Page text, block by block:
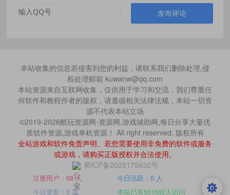
发布评论
本站收集的信息若侵害到您的利益，请联系我们删除处理,侵
权处理邮箱 kuwanw@qq.com
本站资源来自互联网收集，仅供用于学习和交流，我们尊重任
何软件和教程作者的版权，请遵循相关法律法规，本站一切资
源不代表本站立场
©2019-2026酷玩资源网-资源网,游戏辅助网,每日分享大量优
质软件资源,游戏单机资源！ All right reserved. 版权所有
全站游戏和软件免责声明、若您需要使用非免费的软件或服务
或游戏，请购买正版授权并合法使用。
蜀ICP备2025175632号
注册用户：68 人
今日活跃：0 人
今日更新：5 篇
本站已有551632人访问